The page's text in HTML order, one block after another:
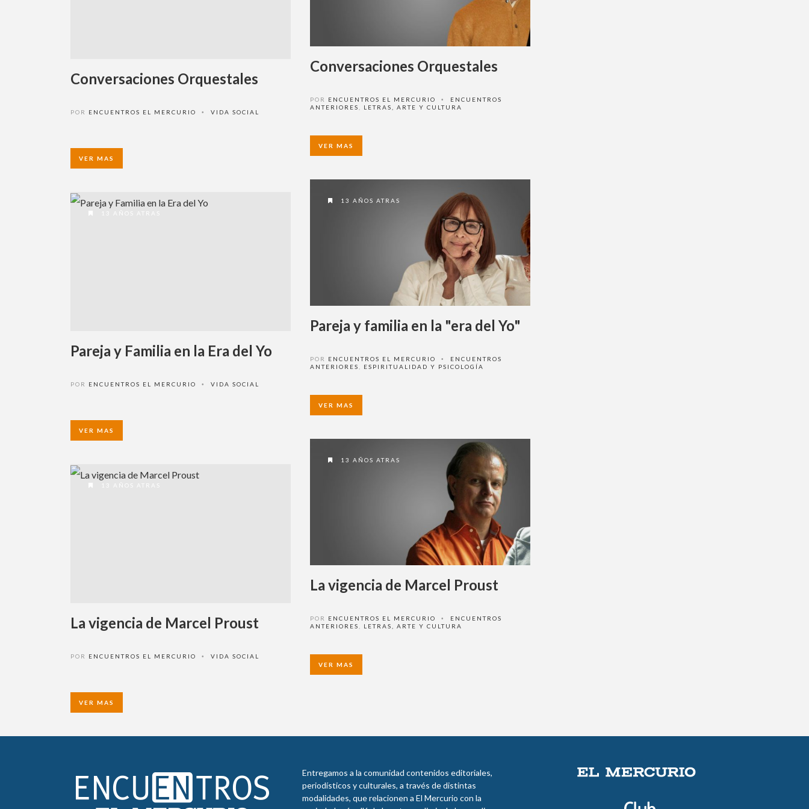
Conversaciones Orquestales
PORENCUENTROS EL MERCURIO • VIDA SOCIAL
VER MAS
Conversaciones Orquestales
PORENCUENTROS EL MERCURIO •
ENCUENTROS
ANTERIORES, LETRAS, ARTE Y CULTURA
VER MAS
13 AÑOS ATRAS
Pareja y familia en la "era del Yo"
PORENCUENTROS EL MERCURIO •
ENCUENTROS
ANTERIORES, ESPIRITUALIDAD Y PSICOLOGÍA
VER MAS
13 AÑOS ATRAS
Pareja y Familia en la Era del Yo
PORENCUENTROS EL MERCURIO • VIDA SOCIAL
VER MAS
13 AÑOS ATRAS
La vigencia de Marcel Proust
PORENCUENTROS EL MERCURIO •
ENCUENTROS
ANTERIORES, LETRAS, ARTE Y CULTURA
VER MAS
13 AÑOS ATRAS
La vigencia de Marcel Proust
PORENCUENTROS EL MERCURIO • VIDA SOCIAL
VER MAS
Entregamos a la comunidad contenidos editoriales,
periodísticos y culturales, a través de distintas
modalidades, que relacionen a El Mercurio con la
¿Alguna duda o consulta?
Llámenos al+562 27536300ó escríbanos asoportedigital@mercurio.cl